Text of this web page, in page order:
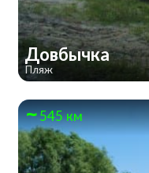
Довбычка
Пляж
545 км